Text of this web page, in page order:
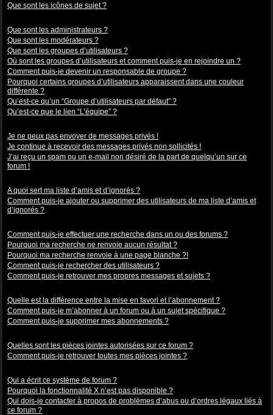
Que sont les icônes de sujet ?
Que sont les administrateurs ?
Que sont les modérateurs ?
Que sont les groupes d’utilisateurs ?
Où sont les groupes d’utilisateurs et comment puis-je en rejoindre un ?
Comment puis-je devenir un responsable de groupe ?
Pourquoi certains groupes d’utilisateurs apparaissent dans une couleur
différente ?
Qu’est-ce qu’un “Groupe d’utilisateurs par défaut” ?
Qu’est-ce que le lien “L’équipe” ?
Je ne peux pas envoyer de messages privés !
Je continue à recevoir des messages privés non sollicités !
J’ai reçu un spam ou un e-mail non désiré de la part de quelqu’un sur ce
forum !
A quoi sert ma liste d’amis et d’ignorés ?
Comment puis-je ajouter ou supprimer des utilisateurs de ma liste d’amis et
d’ignorés ?
Comment puis-je effectuer une recherche dans un ou des forums ?
Pourquoi ma recherche ne renvoie aucun résultat ?
Pourquoi ma recherche renvoie à une page blanche ?!
Comment puis-je rechercher des utilisateurs ?
Comment puis-je retrouver mes propres messages et sujets ?
Quelle est la différence entre la mise en favori et l’abonnement ?
Comment puis-je m’abonner à un forum ou à un sujet spécifique ?
Comment puis-je supprimer mes abonnements ?
Quelles sont les pièces jointes autorisées sur ce forum ?
Comment puis-je retrouver toutes mes pièces jointes ?
Qui a écrit ce système de forum ?
Pourquoi la fonctionnalité X n’est pas disponible ?
Qui dois-je contacter à propos de problèmes d’abus ou d’ordres légaux liés à
ce forum ?